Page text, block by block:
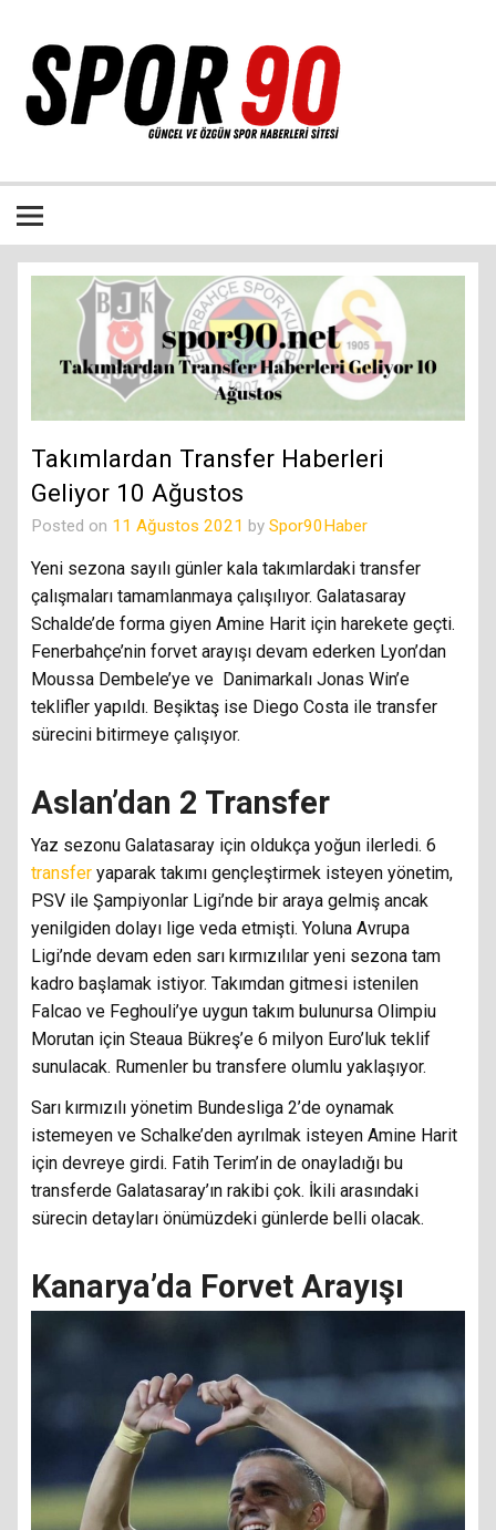
Takımlardan Transfer Haberleri
Geliyor 10 Ağustos
Posted on 11 Ağustos 2021 by Spor90Haber
Yeni sezona sayılı günler kala takımlardaki transfer
çalışmaları tamamlanmaya çalışılıyor. Galatasaray
Schalde’de forma giyen Amine Harit için harekete geçti.
Fenerbahçe’nin forvet arayışı devam ederken Lyon’dan
Moussa Dembele’ye ve Danimarkalı Jonas Win’e
teklifler yapıldı. Beşiktaş ise Diego Costa ile transfer
sürecini bitirmeye çalışıyor.
Aslan’dan 2 Transfer
Yaz sezonu Galatasaray için oldukça yoğun ilerledi. 6
transfer yaparak takımı gençleştirmek isteyen yönetim,
PSV ile Şampiyonlar Ligi’nde bir araya gelmiş ancak
yenilgiden dolayı lige veda etmişti. Yoluna Avrupa
Ligi’nde devam eden sarı kırmızılılar yeni sezona tam
kadro başlamak istiyor. Takımdan gitmesi istenilen
Falcao ve Feghouli’ye uygun takım bulunursa Olimpiu
Morutan için Steaua Bükreş’e 6 milyon Euro’luk teklif
sunulacak. Rumenler bu transfere olumlu yaklaşıyor.
Sarı kırmızılı yönetim Bundesliga 2’de oynamak
istemeyen ve Schalke’den ayrılmak isteyen Amine Harit
için devreye girdi. Fatih Terim’in de onayladığı bu
transferde Galatasaray’ın rakibi çok. İkili arasındaki
sürecin detayları önümüzdeki günlerde belli olacak.
Kanarya’da Forvet Arayışı